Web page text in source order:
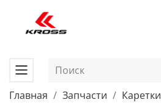
Главная Запчасти Каретки